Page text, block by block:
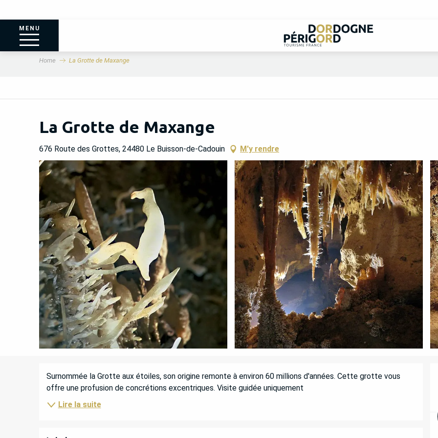
MENU
Home La Grotte de Maxange
La Grotte de Maxange
676 Route des Grottes, 24480 Le Buisson-de-Cadouin M'y rendre
DESCRIPTION
Surnommée la Grotte aux étoiles, son origine remonte à environ 60 millions d'années. Cette grotte vous
offre une profusion de concrétions excentriques. Visite guidée uniquement
Lire la suite